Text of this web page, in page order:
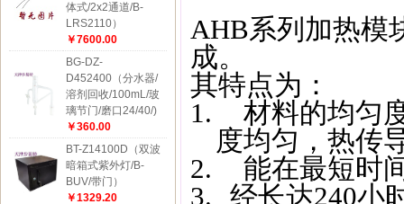
体式/2x2通道/B-
LRS2110）
￥7600.00
BG-DZ-
D452400（分水器/
溶剂回收/100mL/玻
璃节门/磨口24/40/)
￥360.00
BT-Z14100D（双波
暗箱式紫外灯/B-
BUV/带门）
￥1329.20
AHB系列加热模
成。
其特点为：
1.
材料的均匀
度均匀，热传
2.
能在最短时
3.
经长达240小